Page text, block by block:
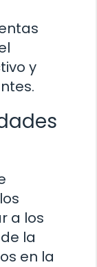
y
a los
la
en la